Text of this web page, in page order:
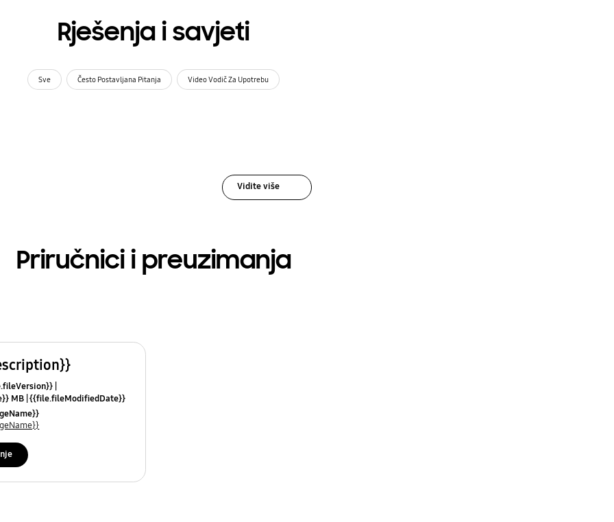
Rješenja i savjeti
Sve Često Postavljana Pitanja Video Vodič Za Upotrebu
Vidite više
Priručnici i preuzimanja
MB {{file.fileModifiedDate}}